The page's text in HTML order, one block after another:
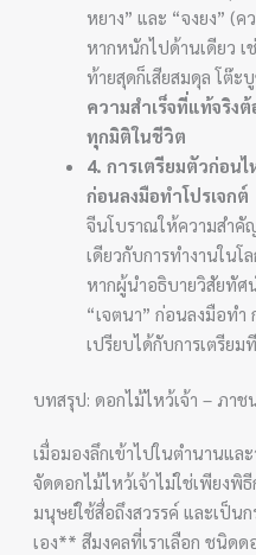
หยาง” และ “จงยง” (
หากหนักไปด้านเดียว
ท้ายสุดก็เสียสมดุล โต๊ะ
ความสำเร็จที่แท้จริง
ทุกมิติในชีวิต
4. การเตรียมตัวก่อนไ
ก่อนลงมือทำโปรเจกต์
จีนโบราณให้ความสำคั
เดียวกับการทำงานในโ
หากผู้นำอธิบายวิสัยทัศ
“เจตนา” ก่อนลงมือทำ
เปรียบได้กับการเตรีย
บทสรุป: ดอกไม้ไหว้เจ้า – ภา
เมื่อมองลึกเข้าไปในตำนานแล
จัดดอกไม้ไหว้เจ้าไม่ใช่เพียงพิ
มนุษย์ใช้สื่อถึงสวรรค์ และเป็น
เอง** สีมงคลที่เราเลือก ชนิด